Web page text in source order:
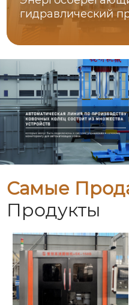
гидравлический
Самые
Продукты